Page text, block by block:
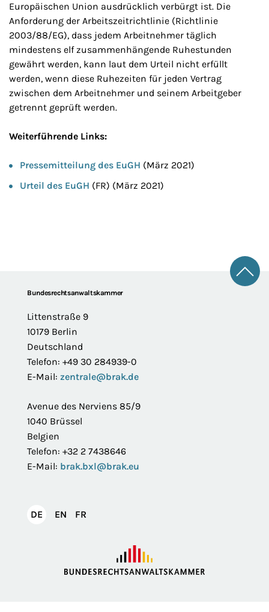
Europäischen Union ausdrücklich verbürgt ist. Die
Anforderung der Arbeitszeitrichtlinie (Richtlinie
2003/88/EG), dass jedem Arbeitnehmer täglich
mindestens elf zusammenhängende Ruhestunden
gewährt werden, kann laut dem Urteil nicht erfüllt
werden, wenn diese Ruhezeiten für jeden Vertrag
zwischen dem Arbeitnehmer und seinem Arbeitgeber
getrennt geprüft werden.
Weiterführende Links:
Pressemitteilung des EuGH (März 2021)
Urteil des EuGH (FR) (März 2021)
FooterBundesrechtsanwaltskammer
Littenstraße 9
10179 Berlin
Deutschland
Telefon: +49 30 284939-0
E-Mail: zentrale@brak.de
Avenue des Nerviens 85/9
1040 Brüssel
Belgien
Telefon: +32 2 7438646
E-Mail: brak.bxl@brak.eu
DEDeutsch
EN English
FR